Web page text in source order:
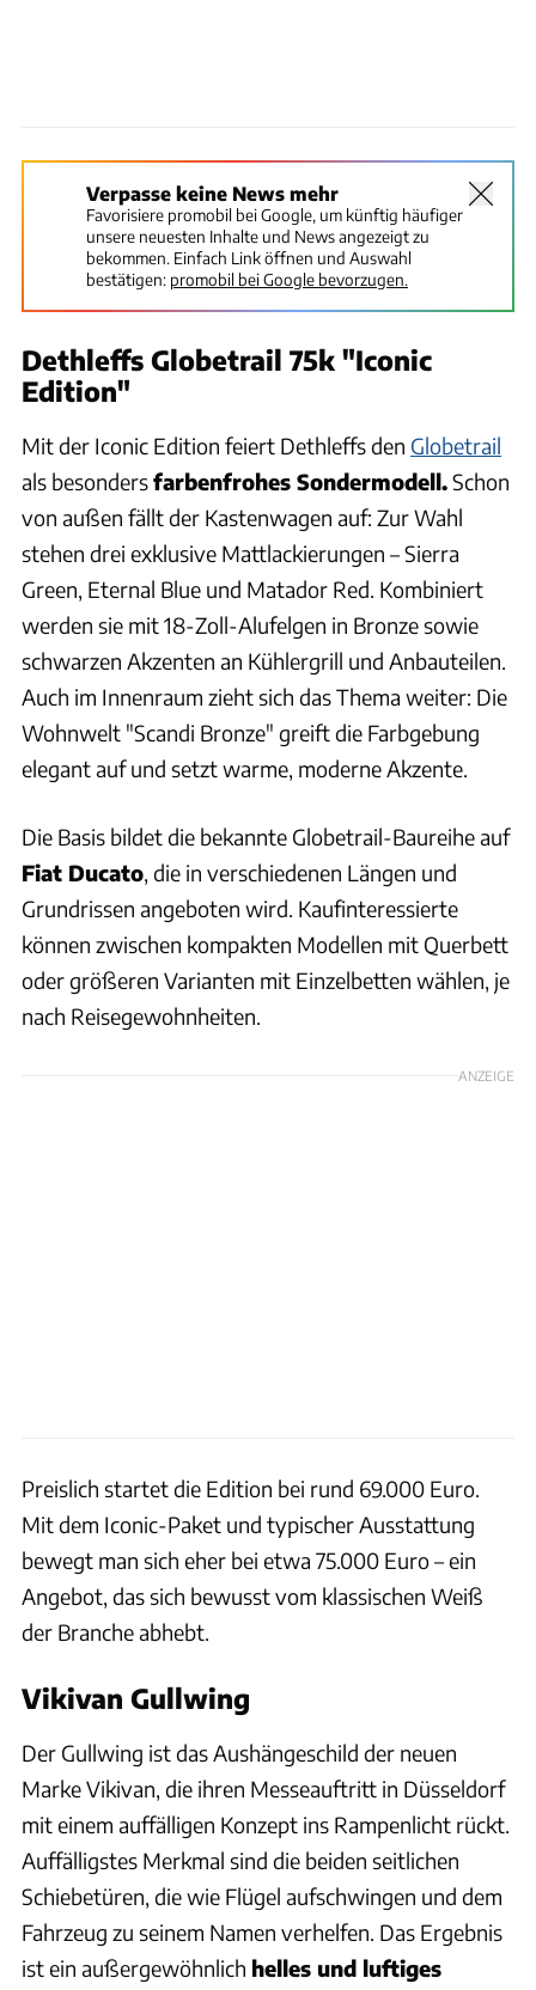
Verpasse keine News mehr
Favorisiere promobil bei Google, um künftig häufiger
unsere neuesten Inhalte und News angezeigt zu
bekommen. Einfach Link öffnen und Auswahl
bestätigen: promobil bei Google bevorzugen.
Dethleffs Globetrail 75k "Iconic
Edition"
Mit der Iconic Edition feiert Dethleffs den Globetrail
als besondersfarbenfrohes Sondermodell.Schon
von außen fällt der Kastenwagen auf: Zur Wahl
stehen drei exklusive Mattlackierungen – Sierra
Green, Eternal Blue und Matador Red. Kombiniert
werden sie mit 18-Zoll-Alufelgen in Bronze sowie
schwarzen Akzenten an Kühlergrill und Anbauteilen.
Auch im Innenraum zieht sich das Thema weiter: Die
Wohnwelt "Scandi Bronze" greift die Farbgebung
elegant auf und setzt warme, moderne Akzente.
Die Basis bildet die bekannte Globetrail-Baureihe auf
Fiat Ducato, die in verschiedenen Längen und
Grundrissen angeboten wird. Kaufinteressierte
können zwischen kompakten Modellen mit Querbett
oder größeren Varianten mit Einzelbetten wählen, je
nach Reisegewohnheiten.
ANZEIGE
Preislich startet die Edition bei rund 69.000 Euro.
Mit dem Iconic-Paket und typischer Ausstattung
bewegt man sich eher bei etwa 75.000 Euro – ein
Angebot, das sich bewusst vom klassischen Weiß
der Branche abhebt.
Vikivan Gullwing
Der Gullwing ist das Aushängeschild der neuen
Marke Vikivan, die ihren Messeauftritt in Düsseldorf
mit einem auffälligen Konzept ins Rampenlicht rückt.
Auffälligstes Merkmal sind die beiden seitlichen
Schiebetüren, die wie Flügel aufschwingen und dem
Fahrzeug zu seinem Namen verhelfen. Das Ergebnis
ist ein außergewöhnlich helles und luftiges